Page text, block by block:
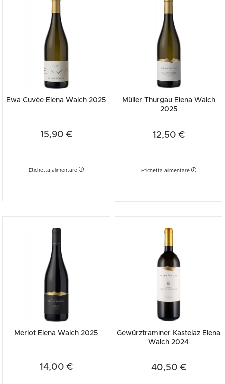
Ewa Cuvée Elena Walch 2025
15,90 €
Etichetta alimentare
Müller Thurgau Elena Walch
2025
12,50 €
Etichetta alimentare
Merlot Elena Walch 2025
14,00 €
Gewürztraminer Kastelaz Elena
Walch 2024
40,50 €